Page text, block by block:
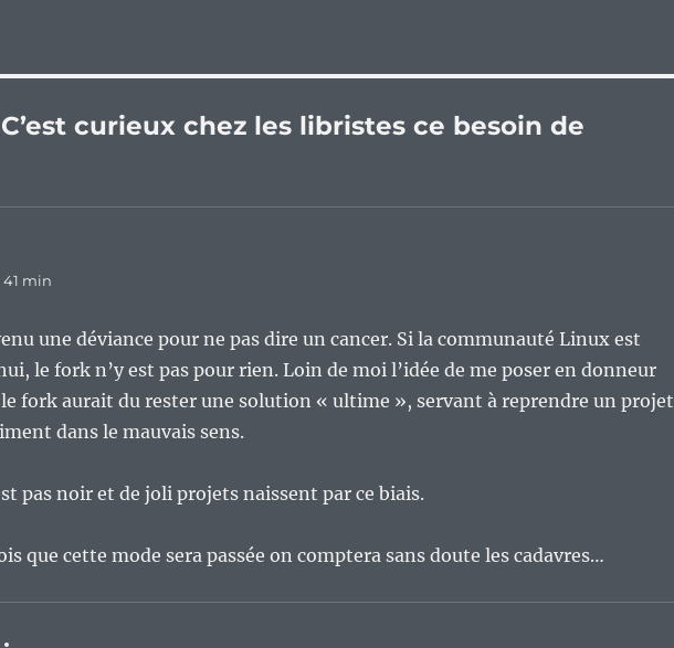
curieux chez les libristes ce besoin de
41 min
une déviance pour ne pas dire un cancer. Si la communauté Linux est
le fork n’y est pas pour rien. Loin de moi l’idée de me poser en donneur
le fork aurait du rester une solution « ultime », servant à reprendre un projet
dans le mauvais sens.
pas noir et de joli projets naissent par ce biais.
que cette mode sera passée on comptera sans doute les cadavres…